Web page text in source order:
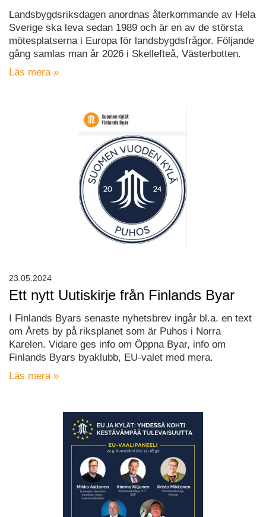
Landsbygdsriksdagen anordnas återkommande av Hela
Sverige ska leva sedan 1989 och är en av de största
mötesplatserna i Europa för landsbygdsfrågor. Följande
gång samlas man år 2026 i Skellefteå, Västerbotten.
Läs mera »
Ett nytt Uutiskirje från Finlands Byar
I Finlands Byars senaste nyhetsbrev ingår bl.a. en text
om Årets by på riksplanet som är Puhos i Norra
Karelen. Vidare ges info om Öppna Byar, info om
Finlands Byars byaklubb, EU-valet med mera.
Läs mera »
23.05.2024